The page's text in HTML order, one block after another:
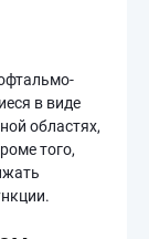
в виде
областях,
того,